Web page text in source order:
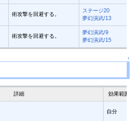
術攻撃を回避する。
ステージ20
夢幻演武/13
術攻撃を回避する。
夢幻演武/9
夢幻演武/15
↑
詳細 効果範囲
自分